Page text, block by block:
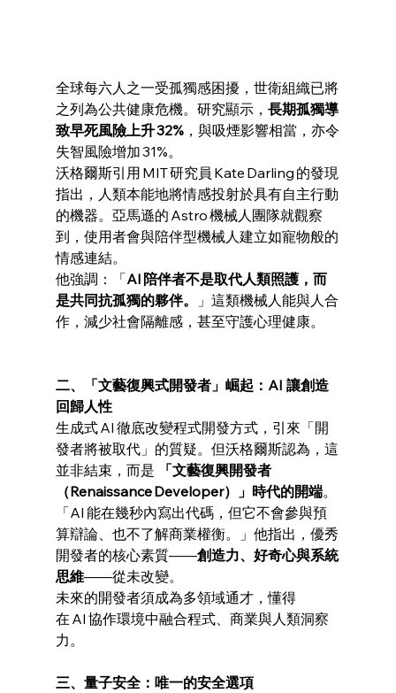
全球每六人之一受孤獨感困擾，世衛組織已將
之列為公共健康危機。研究顯示， 長期孤獨導
致早死風險上升 32%，與吸煙影響相當，亦令
失智風險增加 31%。
沃格爾斯引用 MIT 研究員 Kate Darling 的發現
指出，人類本能地將情感投射於具有自主行動
的機器。亞馬遜的 Astro 機械人團隊就觀察
到，使用者會與陪伴型機械人建立如寵物般的
情感連結。
他強調：「AI 陪伴者不是取代人類照護，而
是共同抗孤獨的夥伴。
」這類機械人能與人合
作，減少社會隔離感，甚至守護心理健康。
二、「文藝復興式開發者」崛起：AI 讓創造
回歸人性
生成式 AI 徹底改變程式開發方式，引來「開
發者將被取代」的質疑。但沃格爾斯認為，這
並非結束，而是
「文藝復興開發者
（Renaissance Developer）」時代的開端。
「AI 能在幾秒內寫出代碼，但它不會參與預
算辯論、也不了解商業權衡。」他指出，優秀
開發者的核心素質——創造力、好奇心與系統
思維——從未改變。
未來的開發者須成為多領域通才，懂得
在 AI 協作環境中融合程式、商業與人類洞察
力。
三、量子安全：唯一的安全選項